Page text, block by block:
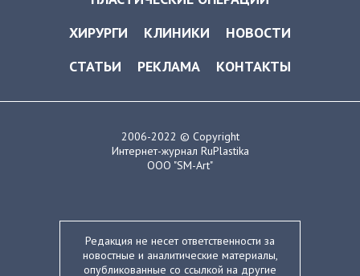
ХИРУРГИ
КЛИНИКИ
НОВОСТИ
СТАТЬИ
РЕКЛАМА КОНТАКТЫ
2006-2022 © Copyright
Интернет-журнал RuPlastika
ООО "SM-Art"
Редакция не несет ответственности за
новостные и аналитические материалы,
опубликованные со ссылкой на другие